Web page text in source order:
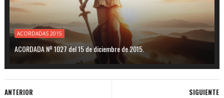
ACORDADAS 2015
ACORDADA Nº 1027 del 15 de diciembre de 2015.
SIGUIENTE
ANTERIOR